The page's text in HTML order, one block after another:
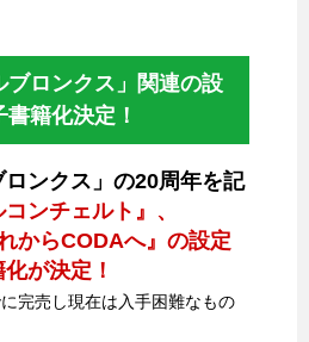
ブロンクス」関連の設
籍化決定！
ロンクス」の20周年を記
コンチェルト』、
からCODAへ』の設定
が決定！
完売し現在は入手困難なもの